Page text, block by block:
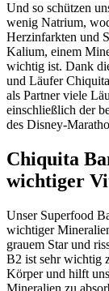
Und so schützen
wenig Natrium,
Herzinfarkten und
Kalium, einem
wichtig ist. Dank
und Läufer
als Partner viele
einschließlich der
des Disney-
Chiquita
wichtiger
Unser Superfood
wichtiger
grauem Star und
B2 ist sehr wichtig
Körper und hilft
Mineralien zu